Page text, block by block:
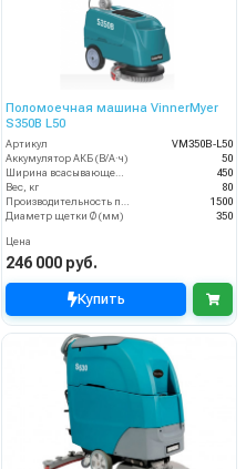
Поломоечная машина VinnerMyer
S350B L50
Артикул
VM350B-L50
Аккумулятор АКБ (В/А·ч)
50
450
Вес, кг
80
1500
Диаметр щетки Ø (мм)
350
Цена
246 000 руб.
Купить